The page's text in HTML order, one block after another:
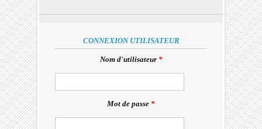
CONNEXION UTILISATEUR
Nom d'utilisateur *
Mot de passe *